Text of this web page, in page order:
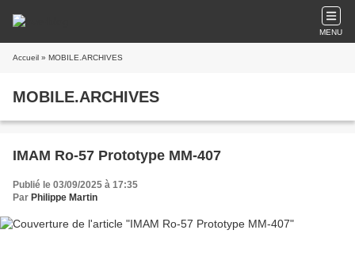
MENU
Accueil » MOBILE.ARCHIVES
MOBILE.ARCHIVES
IMAM Ro-57 Prototype MM-407
Publié le 03/09/2025 à 17:35
Par Philippe Martin